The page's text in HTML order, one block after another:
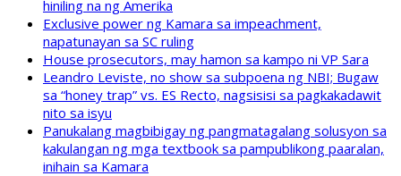
hiniling na ng Amerika
Exclusive power ng Kamara sa impeachment,
napatunayan sa SC ruling
House prosecutors, may hamon sa kampo ni VP Sara
Leandro Leviste, no show sa subpoena ng NBI; Bugaw
sa “honey trap” vs. ES Recto, nagsisisi sa pagkakadawit
nito sa isyu
Panukalang magbibigay ng pangmatagalang solusyon sa
kakulangan ng mga textbook sa pampublikong paaralan,
inihain sa Kamara